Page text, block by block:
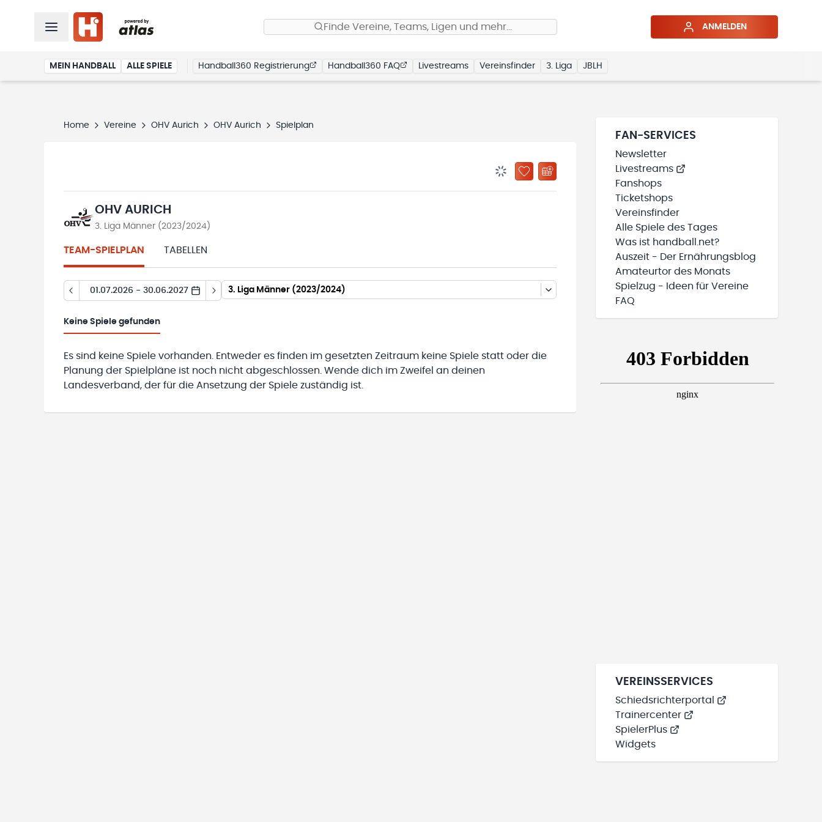
Finde Vereine, Teams, Ligen und mehr… ANMELDEN
MEIN HANDBALL ALLE SPIELE Handball360 Registrierung Handball360 FAQ Livestreams Vereinsfinder 3. Liga JBLH
Home Vereine OHV Aurich OHV Aurich Spielplan
BENACHRICHTIGUNGSSTATUS WIRD GELADEN
ZU „MEINE TEAMS“ HINZUFÜGEN
OHV AURICH
3. Liga Männer (2023/2024)
TEAM-SPIELPLAN TABELLEN
01.07.2026 - 30.06.2027 3. Liga Männer (2023/2024)
Keine Spiele gefunden
Es sind keine Spiele vorhanden. Entweder es finden im gesetzten Zeitraum keine Spiele statt oder die
Planung der Spielpläne ist noch nicht abgeschlossen. Wende dich im Zweifel an deinen
Landesverband, der für die Ansetzung der Spiele zuständig ist.
FAN-SERVICES
Newsletter
Livestreams
Fanshops
Ticketshops
Vereinsfinder
Alle Spiele des Tages
Was ist handball.net?
Auszeit - Der Ernährungsblog
Amateurtor des Monats
Spielzug - Ideen für Vereine
FAQ
VEREINSSERVICES
Schiedsrichterportal
Trainercenter
SpielerPlus
Widgets